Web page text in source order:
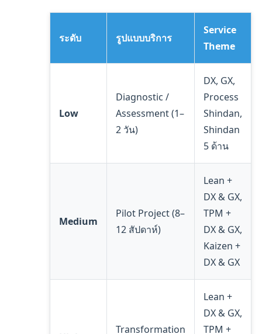
ระดับ รูปแบบบริการ
Service
Theme
Low
Diagnostic /
Assessment (1–
2 วัน)
DX, GX,
Process
Shindan,
Shindan
5 ด้าน
Medium
Pilot Project (8–
12 สัปดาห์)
Lean +
DX & GX,
TPM +
DX & GX,
Kaizen +
DX & GX
Transformation
Lean +
DX & GX,
TPM +